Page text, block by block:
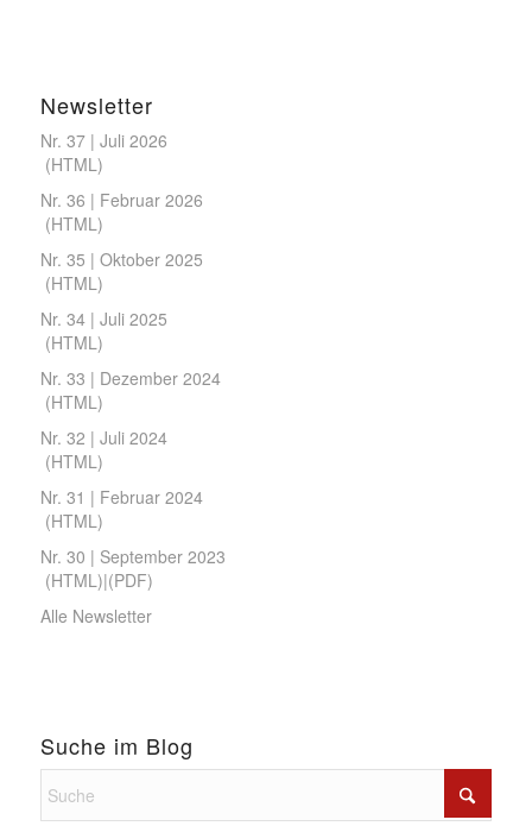
Newsletter
Nr. 37 | Juli 2026
(HTML)
Nr. 36 | Februar 2026
(HTML)
Nr. 35 | Oktober 2025
(HTML)
Nr. 34 | Juli 2025
(HTML)
Nr. 33 | Dezember 2024
(HTML)
Nr. 32 | Juli 2024
(HTML)
Nr. 31 | Februar 2024
(HTML)
Nr. 30 | September 2023
(HTML)|(PDF)
Alle Newsletter
Suche im Blog